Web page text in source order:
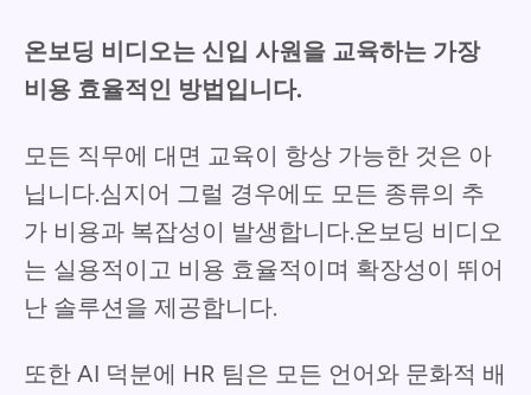
온보딩 비디오는 신입 사원을 교육하는 가장
비용 효율적인 방법입니다.
모든 직무에 대면 교육이 항상 가능한 것은 아
닙니다.심지어 그럴 경우에도 모든 종류의 추
가 비용과 복잡성이 발생합니다.온보딩 비디오
는 실용적이고 비용 효율적이며 확장성이 뛰어
난 솔루션을 제공합니다.
또한 AI 덕분에 HR 팀은 모든 언어와 문화적 배